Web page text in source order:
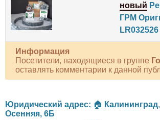
новый
ГРМ
Информация
Посетители, находящиеся в группе
оставлять комментарии к данной
Юридический адрес: 🏠 Калининград,
Осенняя, 6Б